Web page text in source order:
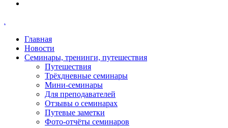
.
Главная
Новости
Семинары, тренинги, путешествия
Путешествия
Трёхдневные семинары
Мини-семинары
Для преподавателей
Отзывы о семинарах
Путевые заметки
Фото-отчёты семинаров